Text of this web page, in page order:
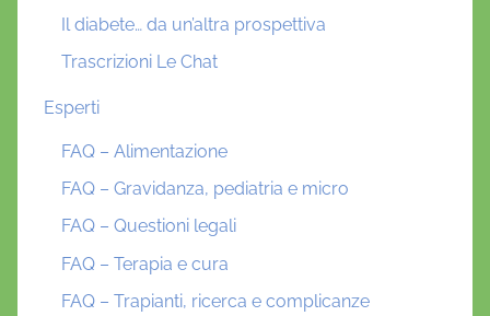
Il diabete… da un’altra prospettiva
Trascrizioni Le Chat
Esperti
FAQ – Alimentazione
FAQ – Gravidanza, pediatria e micro
FAQ – Questioni legali
FAQ – Terapia e cura
FAQ – Trapianti, ricerca e complicanze